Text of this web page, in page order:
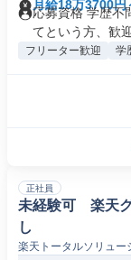
月給18万3700円
応募資格 学歴
てという方、歓
フリーター歓迎 学
正社員
未経験可 楽天
し
楽天トータルソリュー